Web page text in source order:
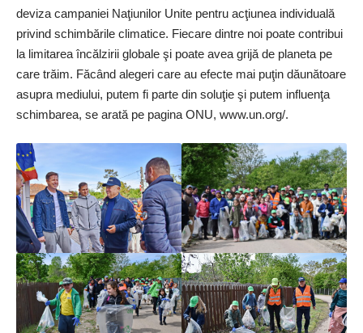
deviza campaniei Naţiunilor Unite pentru acţiunea individuală
privind schimbările climatice. Fiecare dintre noi poate contribui
la limitarea încălzirii globale şi poate avea grijă de planeta pe
care trăim. Făcând alegeri care au efecte mai puţin dăunătoare
asupra mediului, putem fi parte din soluţie şi putem influenţa
schimbarea, se arată pe pagina ONU, www.un.org/.